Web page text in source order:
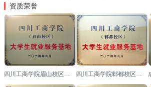
资质荣誉
四川工商学院眉山校区与有墨公考达成合作，并授予其“大学生就业服务基地”称号 四川工商学院郫都校区与有墨公考达成合作，并授予其“大学生就业服务基地”称号